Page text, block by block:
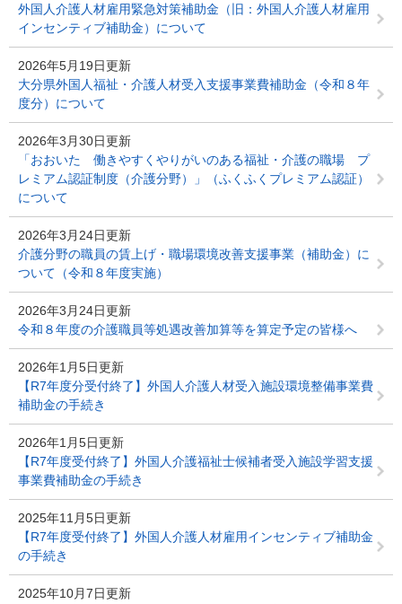
外国人介護人材雇用緊急対策補助金（旧：外国人介護人材雇用
インセンティブ補助金）について
2026年5月19日更新
大分県外国人福祉・介護人材受入支援事業費補助金（令和８年
度分）について
2026年3月30日更新
「おおいた 働きやすくやりがいのある福祉・介護の職場 プ
レミアム認証制度（介護分野）」（ふくふくプレミアム認証）
について
2026年3月24日更新
介護分野の職員の賃上げ・職場環境改善支援事業（補助金）に
ついて（令和８年度実施）
2026年3月24日更新
令和８年度の介護職員等処遇改善加算等を算定予定の皆様へ
2026年1月5日更新
【R7年度分受付終了】外国人介護人材受入施設環境整備事業費
補助金の手続き
2026年1月5日更新
【R7年度受付終了】外国人介護福祉士候補者受入施設学習支援
事業費補助金の手続き
2025年11月5日更新
【R7年度受付終了】外国人介護人材雇用インセンティブ補助金
の手続き
2025年10月7日更新